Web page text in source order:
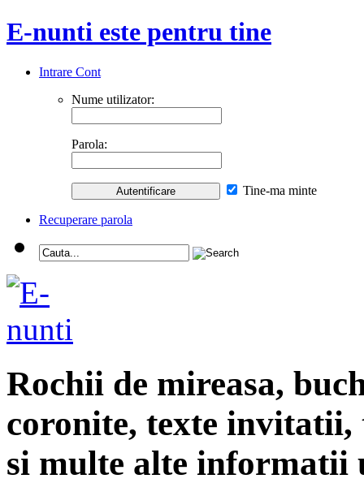
E-nunti este pentru tine
Intrare Cont
Nume utilizator:
Parola:
Tine-ma minte
Recuperare parola
Rochii de mireasa,
coronite, texte
si multe alte informatii